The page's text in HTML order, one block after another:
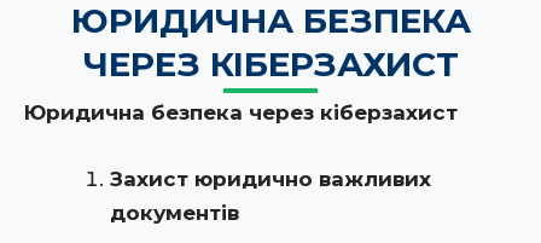
ЮРИДИЧНА БЕЗПЕКА
ЧЕРЕЗ КІБЕРЗАХИСТ
Юридична безпека через кіберзахист
Захист юридично важливих
документів